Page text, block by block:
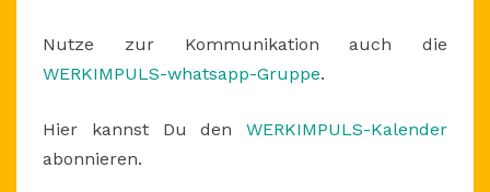
Nutze zur Kommunikation auch die
WERKIMPULS-whatsapp-Gruppe.
Hier kannst Du den WERKIMPULS-Kalender
abonnieren.